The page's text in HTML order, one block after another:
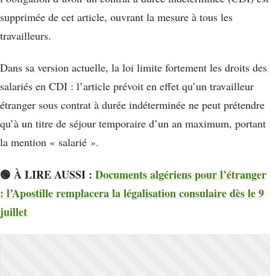
supprimée de cet article, ouvrant la mesure à tous les
travailleurs.
Dans sa version actuelle, la loi limite fortement les droits des
salariés en CDI : l’article prévoit en effet qu’un travailleur
étranger sous contrat à durée indéterminée ne peut prétendre
qu’à un titre de séjour temporaire d’un an maximum, portant
la mention « salarié ».
🟢 À LIRE AUSSI : Documents algériens pour l’étranger
: l’Apostille remplacera la légalisation consulaire dès le 9
juillet